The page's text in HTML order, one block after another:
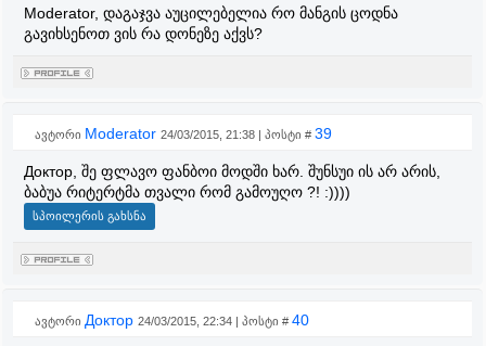
Moderator, დაგაჯვა აუცილებელია რო მანგის ცოდნა
გავიხსენოთ ვის რა დონეზე აქვს?
ავტორი Moderator 24/03/2015, 21:38 | პოსტი # 39
Доктор, შე ფლავო ფანბოი მოდში ხარ. შუნსუი ის არ არის,
ბაბუა რიტერტმა თვალი რომ გამოუღო ?! :))))
ავტორი Доктор 24/03/2015, 22:34 | პოსტი # 40